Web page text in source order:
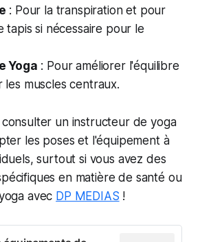
: Pour la transpiration et pour
tapis si nécessaire pour le
Yoga : Pour améliorer l'équilibre
muscles centraux.
un instructeur de yoga
les poses et l'équipement à
surtout si vous avez des
en matière de santé ou
avec DP MEDIAS !